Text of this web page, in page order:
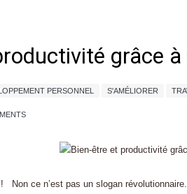
grâce
PERSONNEL S'AMÉLIORER
Non ce n’est pas un slogan